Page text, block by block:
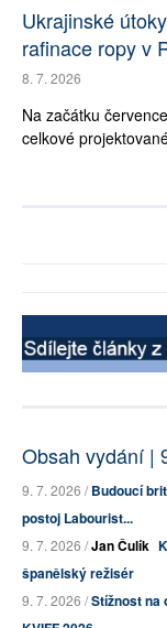
Ukrajinské
rafinace ropy v
8. 7. 2026
Na začátku
celkové
Obsah vydání |
9. 7. 2026 /Budoucí
postoj Labourist...
9. 7. 2026 /Jan Čulík
španělský režisér
9. 7. 2026 /Stížnost na